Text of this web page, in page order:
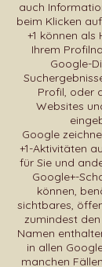
auch
beim Klicken
+1 können
Ihrem
Google-
Profil, oder
Websites
Google
+1-Aktivitäten
für Sie und
Google+-
können,
sichtbares,
zumindest
Namen
in allen
manchen